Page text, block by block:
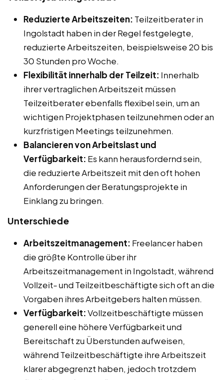
Reduzierte Arbeitszeiten: Teilzeitberater in
Ingolstadt haben in der Regel festgelegte,
reduzierte Arbeitszeiten, beispielsweise 20 bis
30 Stunden pro Woche.
Flexibilität innerhalb der Teilzeit: Innerhalb
ihrer vertraglichen Arbeitszeit müssen
Teilzeitberater ebenfalls flexibel sein, um an
wichtigen Projektphasen teilzunehmen oder an
kurzfristigen Meetings teilzunehmen.
Balancieren von Arbeitslast und
Verfügbarkeit: Es kann herausfordernd sein,
die reduzierte Arbeitszeit mit den oft hohen
Anforderungen der Beratungsprojekte in
Einklang zu bringen.
Unterschiede
Arbeitszeitmanagement: Freelancer haben
die größte Kontrolle über ihr
Arbeitszeitmanagement in Ingolstadt, während
Vollzeit- und Teilzeitbeschäftigte sich oft an die
Vorgaben ihres Arbeitgebers halten müssen.
Verfügbarkeit:Vollzeitbeschäftigte müssen
generell eine höhere Verfügbarkeit und
Bereitschaft zu Überstunden aufweisen,
während Teilzeitbeschäftigte ihre Arbeitszeit
klarer abgegrenzt haben, jedoch trotzdem